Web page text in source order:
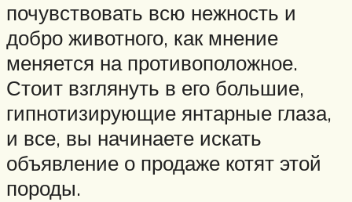
почувствовать всю нежность и
добро животного, как мнение
меняется на противоположное.
Стоит взглянуть в его большие,
гипнотизирующие янтарные глаза,
и все, вы начинаете искать
объявление о продаже котят этой
породы.